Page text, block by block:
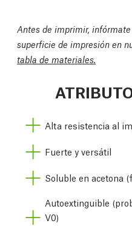
Antes de imprimir,
superficie de impresión en
tabla de materiales.
Alta resistencia al
Fuerte y versátil
Soluble en acetona
Autoextinguible
V0)